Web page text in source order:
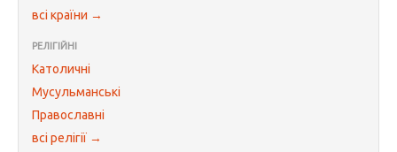
всі країни →
РЕЛІГІЙНІ
Католичні
Мусульманські
Православні
всі релігії →